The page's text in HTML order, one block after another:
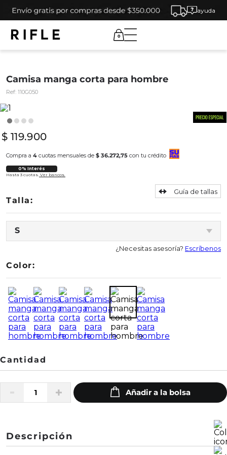
ayuda
0
Camisa manga corta para hombre
Ref: 110G050
$ 119.900
Compra a 4 cuotas mensuales de $ 36.272,75 con tu crédito
0% Interés
Hasta 3 cuotas. Ver bancos.
S
Guía de tallas
¿Necesitas asesoría? Escríbenos
Color:
Descripción